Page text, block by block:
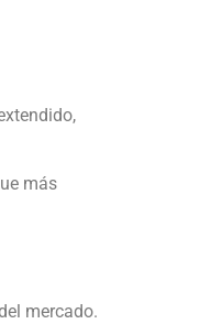
más
mercado.